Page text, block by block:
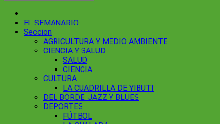
EL SEMANARIO
Seccion
AGRICULTURA Y MEDIO AMBIENTE
CIENCIA Y SALUD
SALUD
CIENCIA
CULTURA
LA CUADRILLA DE YIBUTI
DEL BORDE. JAZZ Y BLUES
DEPORTES
FÚTBOL